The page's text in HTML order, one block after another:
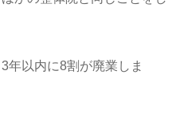
年以内に8割が廃業しま